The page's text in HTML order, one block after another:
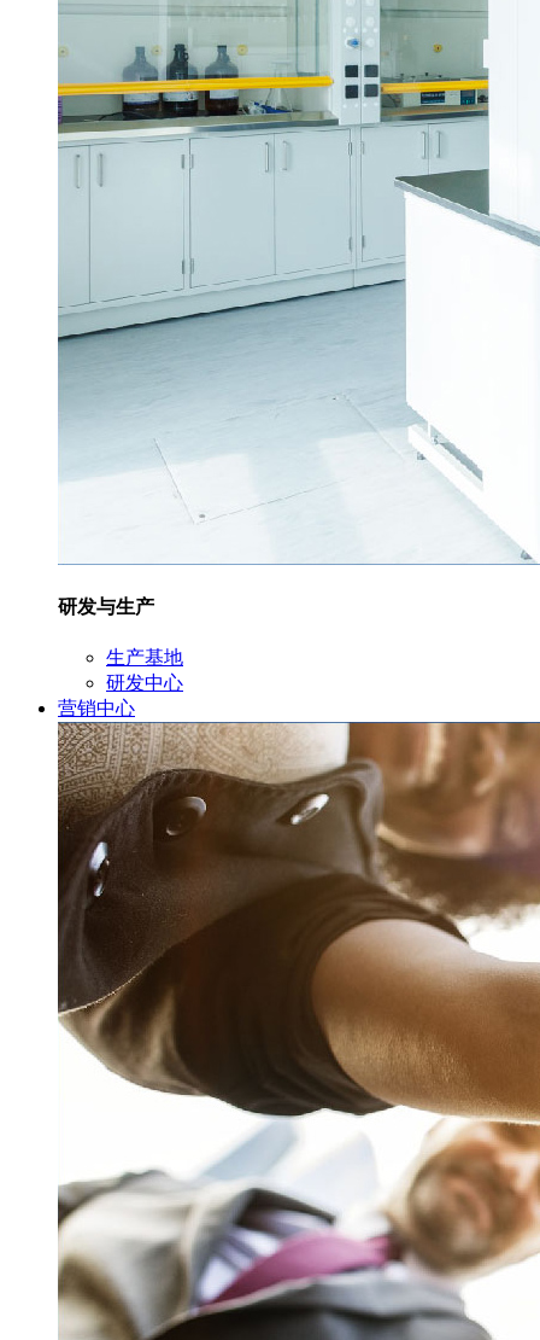
研发与生产
生产基地
研发中心
营销中心